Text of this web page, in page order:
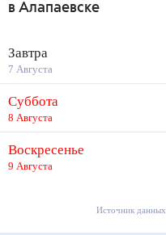
в Алапаевске
Завтра
7 Августа
Суббота
8 Августа
Воскресенье
9 Августа
Источник данных